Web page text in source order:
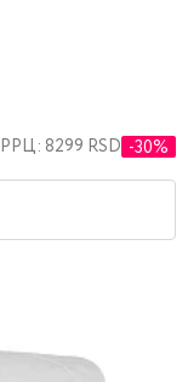
РРЦ: 8299 RSD -30%